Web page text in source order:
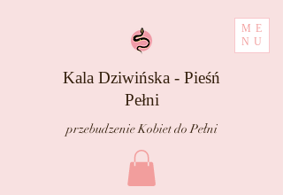
ME
NU
Kala Dziwińska - Pieśń
Pełni
przebudzenie Kobiet do Pełni